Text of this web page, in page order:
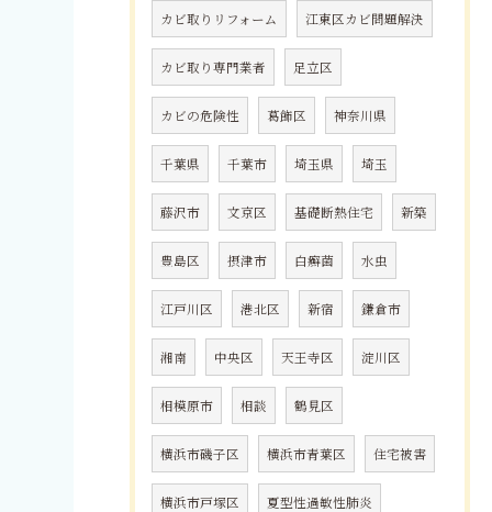
カビ取りリフォーム 江東区カビ問題解決
カビ取り専門業者 足立区
カビの危険性 葛飾区 神奈川県
千葉県 千葉市 埼玉県 埼玉
藤沢市 文京区 基礎断熱住宅 新築
豊島区 摂津市 白癬菌 水虫
江戸川区 港北区 新宿 鎌倉市
湘南 中央区 天王寺区 淀川区
相模原市 相談 鶴見区
横浜市磯子区 横浜市青葉区 住宅被害
横浜市戸塚区 夏型性過敏性肺炎